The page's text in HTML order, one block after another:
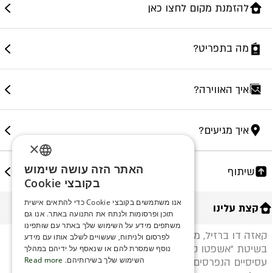
להזמנת מקום לחצו כאן
מה בתפריט?
איך האווירה?
איך מגיעים?
שיתוף
קצת עלינו
קאזה דו ברזיל, מסעדת בשרים אילת – מציעה תפריט
בשיטת "אשפטו קוהידו" – "השיפוד הרץ" – נתחי בשר
עסיסיים הנפרסים על ידי ה"פסאדורים" היישר מהשיפוד אל
ENGLISH
SERBIA
HEBREW
RUSSIAN
×
האתר הזה עושה שימוש
בקובצי Cookie
אנו משתמשים בקובצי Cookie כדי להתאים אישית
תוכן ופרסומות ולנתח את התנועה באתר. אנו גם
משתפים מידע על השימוש שלך באתר עם שותפינו
לפרסום ולניתוח, שעשויים לשלב אותו עם מידע
נוסף שמסרת להם או שנאסף על ידיהם במהלך
השימוש שלך בשירותיהם. Read more